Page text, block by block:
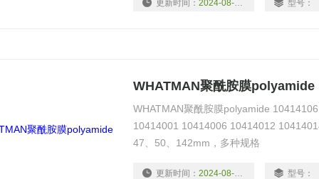
具有高度*的孔径大小和分布状态。特别
更新时间：2024-08-18 型号：
WHATMAN聚酰胺膜polyamide
WHATMAN聚酰胺膜polyamide
10414001 10414006 10414012
47、50、142mm，多种规格
更新时间：2024-08-18 型号：